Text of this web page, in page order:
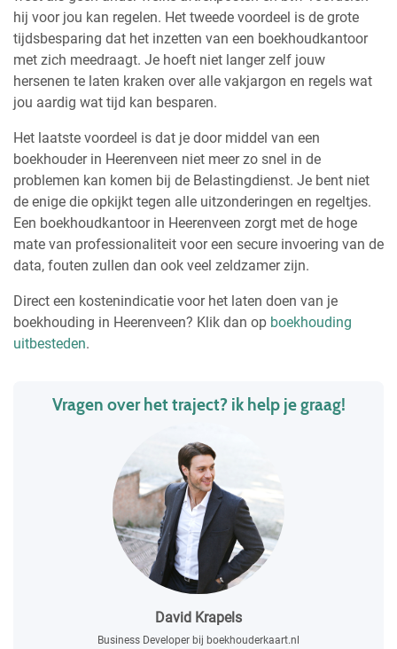
hij voor jou kan regelen. Het tweede voordeel is de grote
tijdsbesparing dat het inzetten van een boekhoudkantoor
met zich meedraagt. Je hoeft niet langer zelf jouw
hersenen te laten kraken over alle vakjargon en regels wat
jou aardig wat tijd kan besparen.
Het laatste voordeel is dat je door middel van een
boekhouder in Heerenveen niet meer zo snel in de
problemen kan komen bij de Belastingdienst. Je bent niet
de enige die opkijkt tegen alle uitzonderingen en regeltjes.
Een boekhoudkantoor in Heerenveen zorgt met de hoge
mate van professionaliteit voor een secure invoering van de
data, fouten zullen dan ook veel zeldzamer zijn.
Direct een kostenindicatie voor het laten doen van je
boekhouding in Heerenveen? Klik dan op boekhouding
uitbesteden.
Vragen over het traject? ik help je graag!
David Krapels
Business Developer bij boekhouderkaart.nl